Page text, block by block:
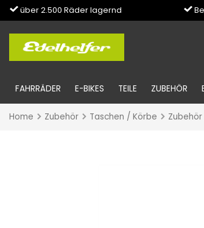
über 2.500 Räder lagernd
FAHRRÄDER E-BIKES TEILE ZUBEHÖR
Home Zubehör Taschen / Körbe